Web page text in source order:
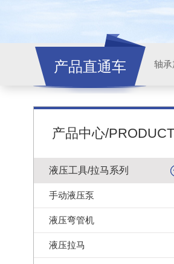
产品直通车 轴
产品中心/PRODUCT
液压工具/拉马系列
手动液压泵
液压弯管机
液压拉马